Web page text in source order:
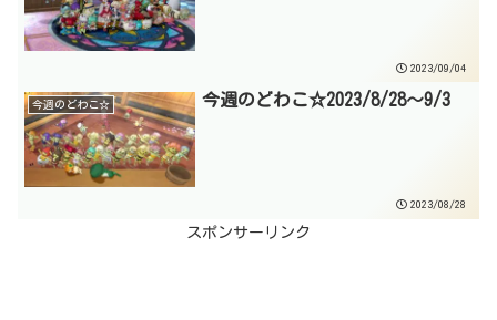
2023/09/04
今週のどわこ☆ 今週のどわこ☆2023/8/28～9/3
2023/08/28
スポンサーリンク